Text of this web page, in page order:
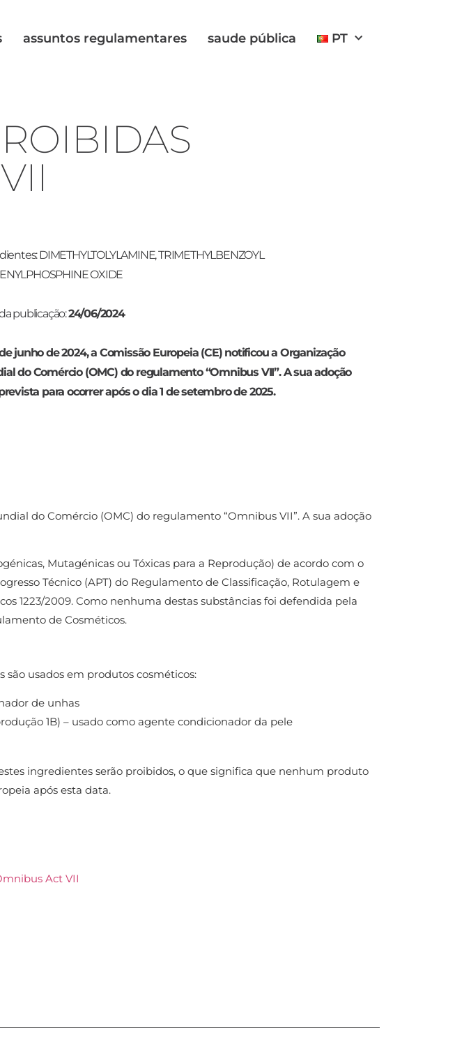
assuntos regulamentares saude pública PT
DIMETHYLTOLYLAMINE, TRIMETHYLBENZOYL
OXIDE
publicação:24/06/2024
junho de 2024, a Comissão Europeia (CE) notificou a Organização
do Comércio (OMC) do regulamento “Omnibus VII”. A sua adoção
para ocorrer após o dia 1 de setembro de 2025.
do Comércio (OMC) do regulamento “Omnibus VII”. A sua adoção
Mutagénicas ou Tóxicas para a Reprodução) de acordo com o
Técnico (APT) do Regulamento de Classificação, Rotulagem e
1223/2009. Como nenhuma destas substâncias foi defendida pela
de Cosméticos.
são usados em produtos cosméticos:
de unhas
1B) – usado como agente condicionador da pele
ingredientes serão proibidos, o que significa que nenhum produto
após esta data.
Act VII